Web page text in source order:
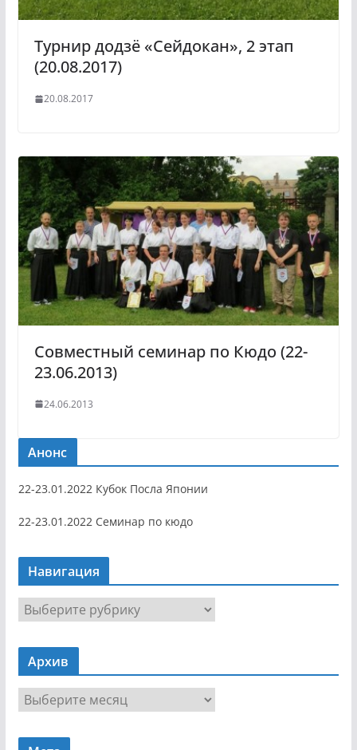
Турнир додзё «Сейдокан», 2 этап
(20.08.2017)
20.08.2017
Cовместный семинар по Кюдо (22-
23.06.2013)
24.06.2013
Анонс
22-23.01.2022 Кубок Посла Японии
22-23.01.2022 Семинар по кюдо
Навигация
Н
а
в
г
Архив
р
х